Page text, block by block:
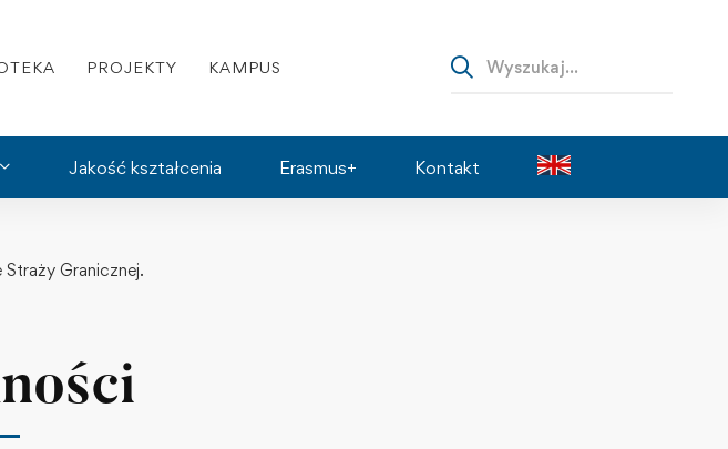
PROJEKTY KAMPUS
Jakość kształcenia Erasmus+ Kontakt
Granicznej.